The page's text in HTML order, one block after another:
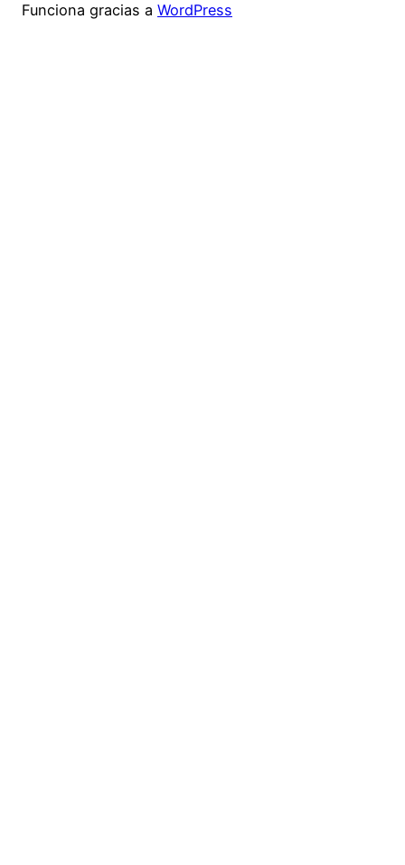
Funciona gracias a WordPress